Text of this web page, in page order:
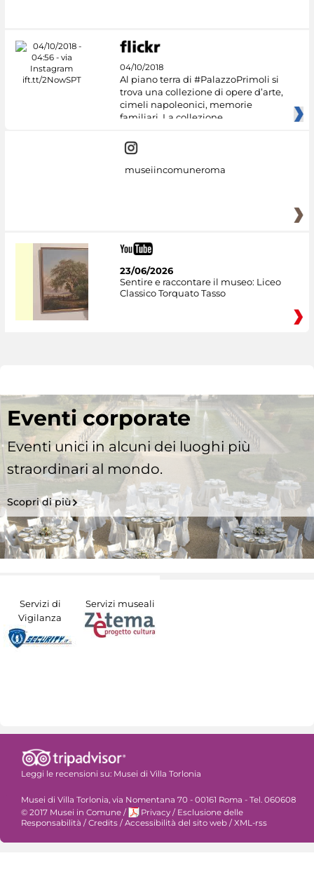
04/10/2018
Al piano terra di #PalazzoPrimoli si
trova una collezione di opere d’arte,
cimeli napoleonici, memorie
familiari. La collezione
museiincomuneroma
23/06/2026
Sentire e raccontare il museo: Liceo
Classico Torquato Tasso
Eventi corporate
Eventi unici in alcuni dei luoghi più
straordinari al mondo.
Scopri di più
Servizi di
Vigilanza
Servizi museali
Leggi le recensioni su: Musei di Villa Torlonia
Musei di Villa Torlonia, via Nomentana 70 - 00161 Roma - Tel. 060608
© 2017 Musei in Comune / Privacy / Esclusione delle
Responsabilità /Credits /Accessibilità del sito web /XML-rss